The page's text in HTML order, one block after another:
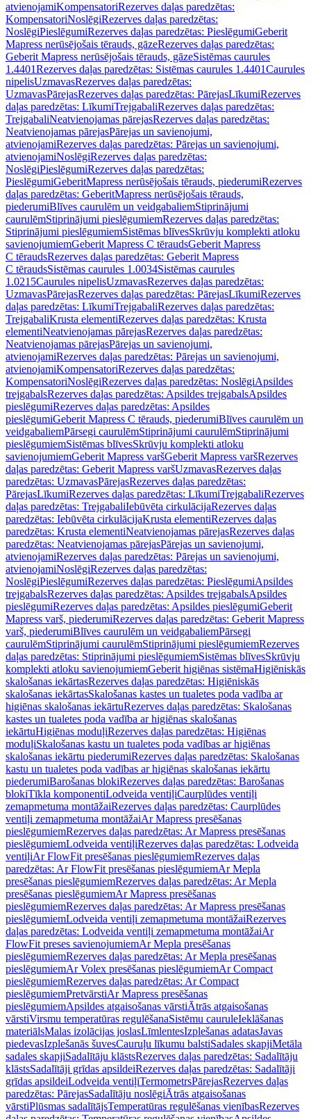
atvienojamiKompensatoriRezerves daļas paredzētas:
KompensatoriNoslēgiRezerves daļas paredzētas:
NoslēgiPieslēgumiRezerves daļas paredzētas: PieslēgumiGeberit
Mapress nerūsējošais tērauds, gāzeRezerves daļas paredzētas:
Geberit Mapress nerūsējošais tērauds, gāzeSistēmas caurules
1.4401Rezerves daļas paredzētas: Sistēmas caurules 1.4401Caurules
nipelisUzmavasRezerves daļas paredzētas:
UzmavasPārejasRezerves daļas paredzētas: PārejasLīkumiRezerves
daļas paredzētas: LīkumiTrejgabaliRezerves daļas paredzētas:
TrejgabaliNeatvienojamas pārejasRezerves daļas paredzētas:
Neatvienojamas pārejasPārejas un savienojumi,
atvienojamiRezerves daļas paredzētas: Pārejas un savienojumi,
atvienojamiNoslēgiRezerves daļas paredzētas:
NoslēgiPieslēgumiRezerves daļas paredzētas:
PieslēgumiGeberitMapress nerūsējošais tērauds, piederumiRezerves
daļas paredzētas: GeberitMapress nerūsējošais tērauds,
piederumiBlīves caurulēm un veidgabaliemStiprinājumi
caurulēmStiprinājumi pieslēgumiemRezerves daļas paredzētas:
Stiprinājumi pieslēgumiemSistēmas blīvesSkrūvju komplekti atloku
savienojumiemGeberit Mapress C tēraudsGeberit Mapress
C tēraudsRezerves daļas paredzētas: Geberit Mapress
C tēraudsSistēmas caurules 1.0034Sistēmas caurules
1.0215Caurules nipelisUzmavasRezerves daļas paredzētas:
UzmavasPārejasRezerves daļas paredzētas: PārejasLīkumiRezerves
daļas paredzētas: LīkumiTrejgabaliRezerves daļas paredzētas:
TrejgabaliKrusta elementiRezerves daļas paredzētas: Krusta
elementiNeatvienojamas pārejasRezerves daļas paredzētas:
Neatvienojamas pārejasPārejas un savienojumi,
atvienojamiRezerves daļas paredzētas: Pārejas un savienojumi,
atvienojamiKompensatoriRezerves daļas paredzētas:
KompensatoriNoslēgiRezerves daļas paredzētas: NoslēgiApsildes
trejgabalsRezerves daļas paredzētas: Apsildes trejgabalsApsildes
pieslēgumiRezerves daļas paredzētas: Apsildes
pieslēgumiGeberit Mapress C tērauds, piederumiBlīves caurulēm un
veidgabaliemPārsegi caurulēmStiprinājumi caurulēmStiprinājumi
pieslēgumiemSistēmas blīvesSkrūvju komplekti atloku
savienojumiemGeberit Mapress varšGeberit Mapress varšRezerves
daļas paredzētas: Geberit Mapress varšUzmavasRezerves daļas
paredzētas: UzmavasPārejasRezerves daļas paredzētas:
PārejasLīkumiRezerves daļas paredzētas: LīkumiTrejgabaliRezerves
daļas paredzētas: TrejgabaliIebūvēta cirkulācijaRezerves daļas
paredzētas: Iebūvēta cirkulācijaKrusta elementiRezerves daļas
paredzētas: Krusta elementiNeatvienojamas pārejasRezerves daļas
paredzētas: Neatvienojamas pārejasPārejas un savienojumi,
atvienojamiRezerves daļas paredzētas: Pārejas un savienojumi,
atvienojamiNoslēgiRezerves daļas paredzētas:
NoslēgiPieslēgumiRezerves daļas paredzētas: PieslēgumiApsildes
trejgabalsRezerves daļas paredzētas: Apsildes trejgabalsApsildes
pieslēgumiRezerves daļas paredzētas: Apsildes pieslēgumiGeberit
Mapress varš, piederumiRezerves daļas paredzētas: Geberit Mapress
varš, piederumiBlīves caurulēm un veidgabaliemPārsegi
caurulēmStiprinājumi caurulēmStiprinājumi pieslēgumiemRezerves
daļas paredzētas: Stiprinājumi pieslēgumiemSistēmas blīvesSkrūvju
komplekti atloku savienojumiemGeberit higiēnas sistēmaHigiēniskās
skalošanas iekārtasRezerves daļas paredzētas: Higiēniskās
skalošanas iekārtasSkalošanas kastes un tualetes poda vadība ar
higiēnas skalošanas iekārtuRezerves daļas paredzētas: Skalošanas
kastes un tualetes poda vadība ar higiēnas skalošanas
iekārtuHigiēnas moduļiRezerves daļas paredzētas: Higiēnas
moduļiSkalošanas kastu un tualetes poda vadības ar higiēnas
skalošanas iekārtu piederumiRezerves daļas paredzētas: Skalošanas
kastu un tualetes poda vadības ar higiēnas skalošanas iekārtu
piederumiBarošanas blokiRezerves daļas paredzētas: Barošanas
blokiTīkla komponentiLodveida ventiļiCaurplūdes ventiļi
zemapmetuma montāžaiRezerves daļas paredzētas: Caurplūdes
ventiļi zemapmetuma montāžaiAr Mapress presēšanas
pieslēgumiemRezerves daļas paredzētas: Ar Mapress presēšanas
pieslēgumiemLodveida ventiļiRezerves daļas paredzētas: Lodveida
ventiļiAr FlowFit presēšanas pieslēgumiemRezerves daļas
paredzētas: Ar FlowFit presēšanas pieslēgumiemAr Mepla
presēšanas pieslēgumiemRezerves daļas paredzētas: Ar Mepla
presēšanas pieslēgumiemAr Mapress presēšanas
pieslēgumiemRezerves daļas paredzētas: Ar Mapress presēšanas
pieslēgumiemLodveida ventiļi zemapmetuma montāžaiRezerves
daļas paredzētas: Lodveida ventiļi zemapmetuma montāžaiAr
FlowFit preses savienojumiemAr Mepla presēšanas
pieslēgumiemRezerves daļas paredzētas: Ar Mepla presēšanas
pieslēgumiemAr Volex presēšanas pieslēgumiemAr Compact
pieslēgumiemRezerves daļas paredzētas: Ar Compact
pieslēgumiemPretvārstiAr Mapress presēšanas
pieslēgumiemApsildes atgaisošanas vārstiĀtrās atgaisošanas
vārstiVirsmu temperatūras regulēšanaSistēmu cauruleIeklāšanas
materiālsMalas izolācijas joslasLīmlentesIzplešanas adatasJavas
piedevasIzplešanās šuvesCauruļu līkumu balstiSadales skapjiMetāla
sadales skapjiSadalītāju klāstsRezerves daļas paredzētas: Sadalītāju
klāstsSadalītāji grīdas apsildeiRezerves daļas paredzētas: Sadalītāji
grīdas apsildeiLodveida ventiļiTermometrsPārejasRezerves daļas
paredzētas: PārejasSadalītāju noslēgiĀtrās atgaisošanas
vārstiPlūsmas sadalītājsTemperatūras regulēšanas vienībasRezerves